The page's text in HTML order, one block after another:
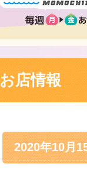
お店情報
2020年10月